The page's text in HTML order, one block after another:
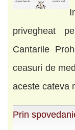
privegheat
Cantarile
ceasuri de
aceste cateva
Prin